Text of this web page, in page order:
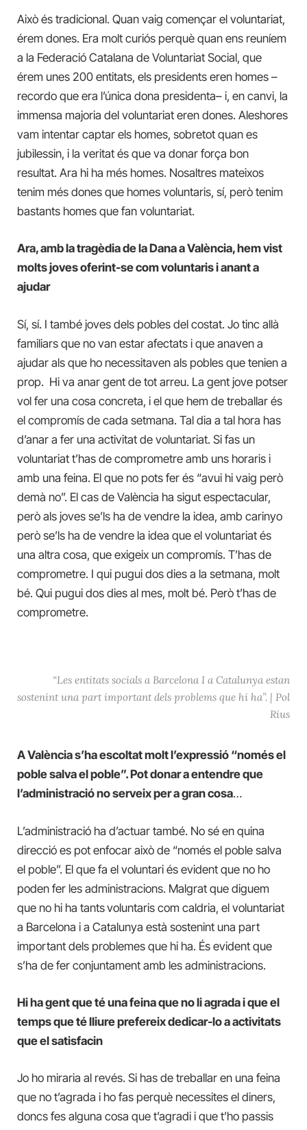
Això és tradicional. Quan vaig començar el voluntariat,
érem dones. Era molt curiós perquè quan ens reuníem
a la Federació Catalana de Voluntariat Social, que
érem unes 200 entitats, els presidents eren homes –
recordo que era l’única dona presidenta– i, en canvi, la
immensa majoria del voluntariat eren dones. Aleshores
vam intentar captar els homes, sobretot quan es
jubilessin, i la veritat és que va donar força bon
resultat. Ara hi ha més homes. Nosaltres mateixos
tenim més dones que homes voluntaris, sí, però tenim
bastants homes que fan voluntariat.
Ara, amb la tragèdia de la Dana a València, hem vist
molts joves oferint-se com voluntaris i anant a
ajudar
Sí, sí. I també joves dels pobles del costat. Jo tinc allà
familiars que no van estar afectats i que anaven a
ajudar als que ho necessitaven als pobles que tenien a
prop. Hi va anar gent de tot arreu. La gent jove potser
vol fer una cosa concreta, i el que hem de treballar és
el compromís de cada setmana. Tal dia a tal hora has
d’anar a fer una activitat de voluntariat. Si fas un
voluntariat t’has de comprometre amb uns horaris i
amb una feina. El que no pots fer és “avui hi vaig però
demà no”. El cas de València ha sigut espectacular,
però als joves se’ls ha de vendre la idea, amb carinyo
però se’ls ha de vendre la idea que el voluntariat és
una altra cosa, que exigeix un compromís. T’has de
comprometre. I qui pugui dos dies a la setmana, molt
bé. Qui pugui dos dies al mes, molt bé. Però t’has de
comprometre.
“Les entitats socials a Barcelona I a Catalunya estan
sostenint una part important dels problems que hi ha”. | Pol
Rius
A València s’ha escoltat molt l’expressió “només el
poble salva el poble”. Pot donar a entendre que
l’administració no serveix per a gran cosa…
L’administració ha d’actuar també. No sé en quina
direcció es pot enfocar això de “només el poble salva
el poble”. El que fa el voluntari és evident que no ho
poden fer les administracions. Malgrat que diguem
que no hi ha tantsvoluntaris com caldria, el voluntariat
a Barcelona i a Catalunya està sostenint una part
important dels problemes que hi ha. És evident que
s’ha de fer conjuntament amb les administracions.
Hi ha gent que té una feina que no li agrada i que el
temps que té lliure prefereix dedicar-lo a activitats
que el satisfacin
Jo ho miraria al revés. Si has de treballar en una feina
que no t’agrada i ho fas perquè necessites el diners,
doncs fes alguna cosa que t’agradi i que t’ho passis